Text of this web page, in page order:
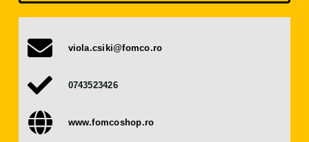
Presă
Contact
OBȚINE BILET
viola.csiki@fomco.ro
0743523426
www.fomcoshop.ro